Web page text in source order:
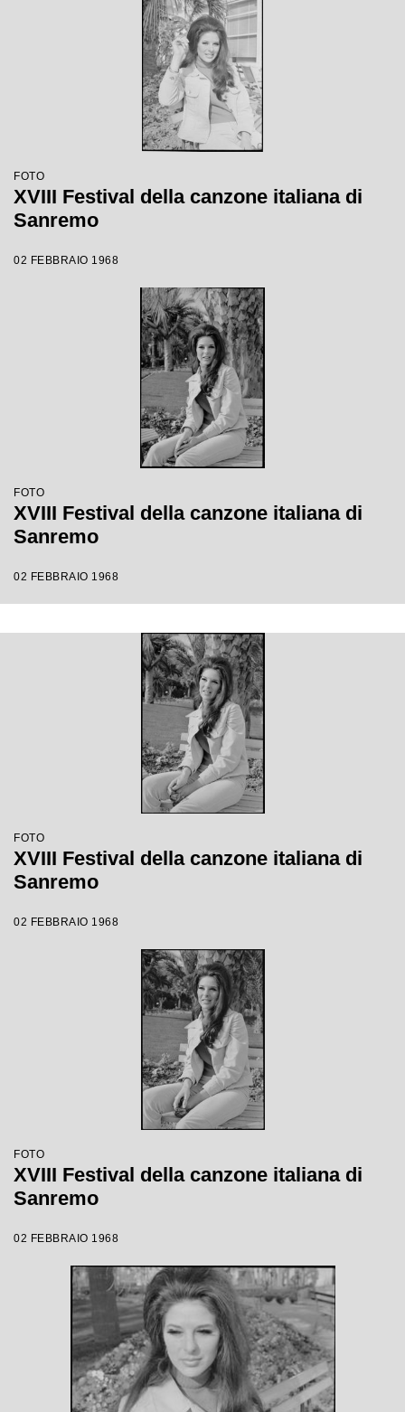
FOTO
XVIII Festival della canzone italiana di
Sanremo
02 FEBBRAIO 1968
FOTO
XVIII Festival della canzone italiana di
Sanremo
02 FEBBRAIO 1968
FOTO
XVIII Festival della canzone italiana di
Sanremo
02 FEBBRAIO 1968
FOTO
XVIII Festival della canzone italiana di
Sanremo
02 FEBBRAIO 1968